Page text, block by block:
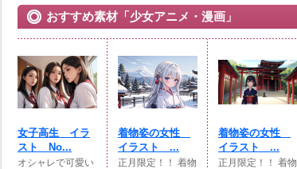
おすすめ素材「少女アニメ・漫画」
女子高生 イラ
スト No...
オシャレで可愛い
着物姿の女性
イラスト ...
正月限定！！ 着物
着物姿の女性
イラスト ...
正月限定！！ 着物